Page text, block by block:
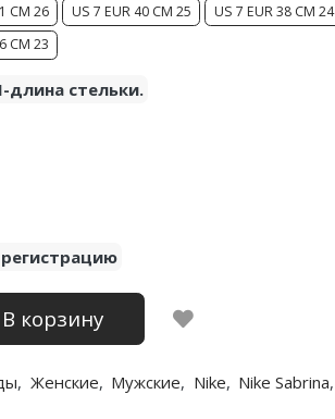
CM 26 US 7 EUR 40 CM 25
US 7 EUR 38 CM 24
CM 23
длина стельки.
регистрацию
В корзину
, Женские, Мужские, Nike, Nike Sabrina,